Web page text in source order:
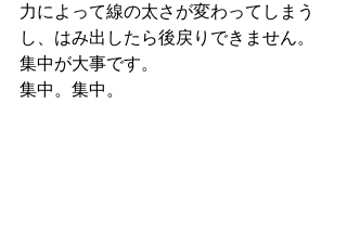
力によって線の太さが変わってしまう
し、はみ出したら後戻りできません。
集中が大事です。
集中。集中。